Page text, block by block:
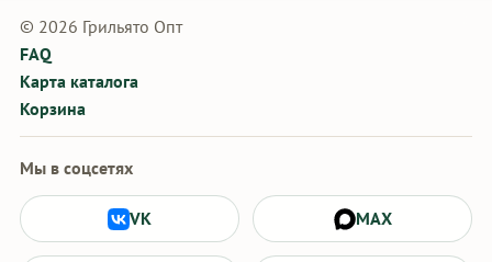
© 2026 Грильято Опт
FAQ
Карта каталога
Корзина
Мы в соцсетях
VK MAX